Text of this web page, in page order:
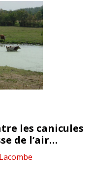
les canicules
de l’air…